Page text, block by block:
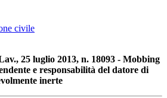
civile
25 luglio 2013, n. 18093 - Mobbing
e responsabilità del datore di
inerte